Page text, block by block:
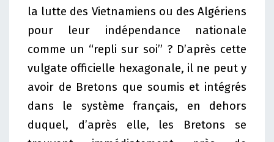
la lutte des Vietnamiens ou des Algériens
pour leur indépendance nationale
comme un “repli sur soi” ? D’après cette
vulgate officielle hexagonale, il ne peut y
avoir de Bretons que soumis et intégrés
dans le système français, en dehors
duquel, d’après elle, les Bretons se